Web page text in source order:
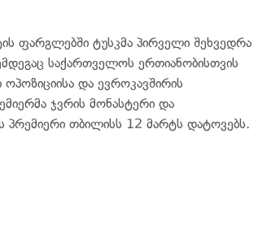
ფარგლებში ტუსკმა პირველი შეხვედრა
საქართველოს ერთიანობისთვის
და ევროკავშირის
ჯვრის მონასტერი და
თბილისს 12 მარტს დატოვებს.